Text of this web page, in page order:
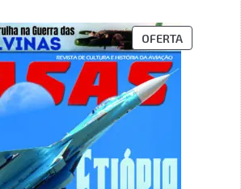
OFERTA